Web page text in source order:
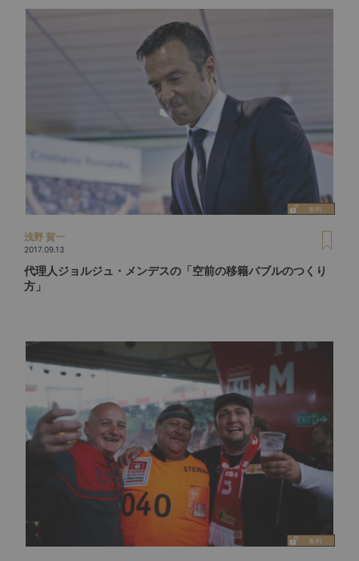
浅野 賀一
2017.09.13
代理人ジョルジュ・メンデスの「空前の移籍バブルのつくり
方」